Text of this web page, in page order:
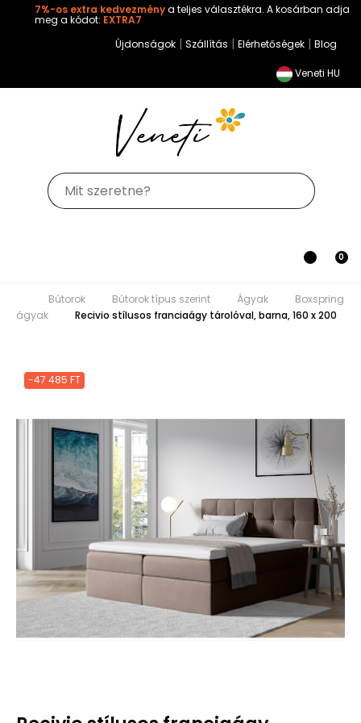
7%-os extra kedvezménya teljes választékra. A kosárban adja
meg a kódot: EXTRA7
Újdonságok | Szállítás | Elérhetőségek | Blog
Veneti HU
0
Bútorok Bútorok típus szerint
Ágyak
Boxspring ágyak
Recivio stílusos franciaágy tárolóval,
Jobb funkciók, testre szabott
tartalom és adatvédelem
Ez a weboldal a jogszabályoknak megfelelően sütiket használ
az Ön eszközén. Kérjük, a webhely további használatához
fogadja el a beállításokat.